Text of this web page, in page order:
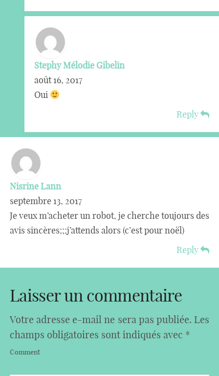
Stephy Mélodie Gibelin
août 16, 2017
Oui
Reply
Nisrine Lann
septembre 13, 2017
Je veux m’acheter un robot, je cherche toujours des
avis sincères;;;j’attends alors (c’est pour noël)
Reply
Laisser un commentaire
Votre adresse e-mail ne sera pas publiée. Les
champs obligatoires sont indiqués avec *
Comment